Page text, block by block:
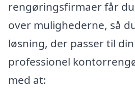
rengøringsfirmaer får
over mulighederne, så
løsning, der passer til
professionel
med at: